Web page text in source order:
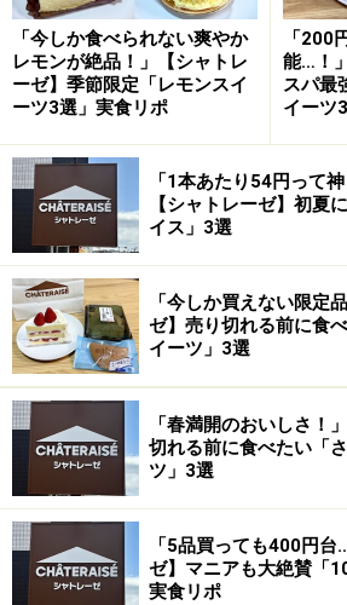
トッピングされ、こしあんの滑ら
クリームのやさしい甘みが加わり、
のおいしさを存分に堪能できます。
ん”と楽しめる、和洋折衷スイーツで
2. 「北海道産小豆と抹茶
ル」194円
「北海道産小豆と抹茶のふんわりロー
続いて紹介するのは、「北海道産
ロール」194円（税込）です。ロー
ーゼの人気商品の1つですが、抹茶
味わえない季節限定品。
国産抹茶を使用したスポンジで、ほ
クリームとシャトレーゼ自家炊きの
「今しか食べられない爽やか
レモンが絶品！」【シャトレ
ーゼ】季節限定「レモンスイ
ーツ3選」実食リポ
「200
能…！
スパ最
イーツ
「1本あたり54円って
【シャトレーゼ】初夏
イス」3選
「今しか買えない限定
ゼ】売り切れる前に食
イーツ」3選
「春満開のおいしさ！
切れる前に食べたい「
ツ」3選
「5品買っても400円
ゼ】マニアも大絶賛「
実食リポ